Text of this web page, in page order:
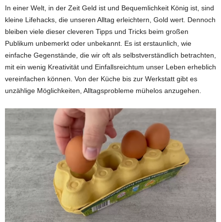
In einer Welt, in der Zeit Geld ist und Bequemlichkeit König ist, sind
kleine Lifehacks, die unseren Alltag erleichtern, Gold wert. Dennoch
bleiben viele dieser cleveren Tipps und Tricks beim großen
Publikum unbemerkt oder unbekannt. Es ist erstaunlich, wie
einfache Gegenstände, die wir oft als selbstverständlich betrachten,
mit ein wenig Kreativität und Einfallsreichtum unser Leben erheblich
vereinfachen können. Von der Küche bis zur Werkstatt gibt es
unzählige Möglichkeiten, Alltagsprobleme mühelos anzugehen.